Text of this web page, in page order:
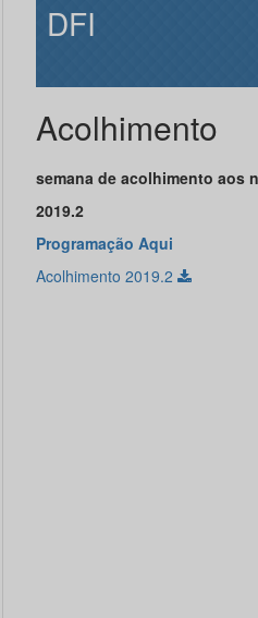
DFI
Acolhimento
semana de acolhimento aos
2019.2
Programação Aqui
Acolhimento 2019.2